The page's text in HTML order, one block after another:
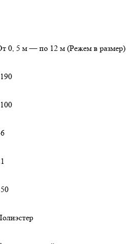
0, 5 м — по 12 м (Режем в размер)